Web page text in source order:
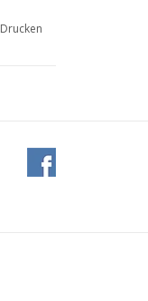
Drucken